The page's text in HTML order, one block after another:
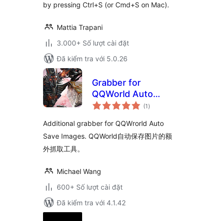
by pressing Ctrl+S (or Cmd+S on Mac).
Mattia Trapani
3.000+ Số lượt cài đặt
Đã kiểm tra với 5.0.26
Grabber for
QQWorld Auto
Save Images(1 tổng
đánh
)
Additional grabber for QQWrorld Auto
Save Images. QQWorld自动保存图片的额
外抓取工具。
Michael Wang
600+ Số lượt cài đặt
Đã kiểm tra với 4.1.42